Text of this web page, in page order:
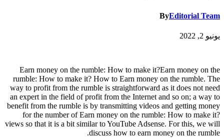
ByEditorial Team
يونيو 2, 2022
Earn money on the rumble: How to make it?Earn money on the
rumble: How to make it? How to Earn money on the rumble. The
way to profit from the rumble is straightforward as it does not need
an expert in the field of profit from the Internet and so on; a way to
benefit from the rumble is by transmitting videos and getting money
for the number of Earn money on the rumble: How to make it?
views so that it is a bit similar to YouTube Adsense. For this, we will
discuss how to earn money on the rumble.